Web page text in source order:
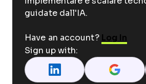
guidate dall'IA.
Have an account? Log In
Sign up with: